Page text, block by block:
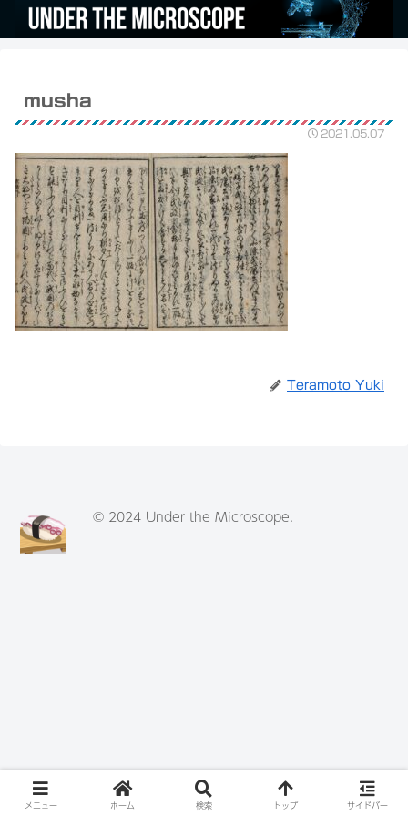
musha
2021.05.07
Teramoto Yuki
© 2024 Under the Microscope.
メニュー ホーム 検索 トップ サイドバー